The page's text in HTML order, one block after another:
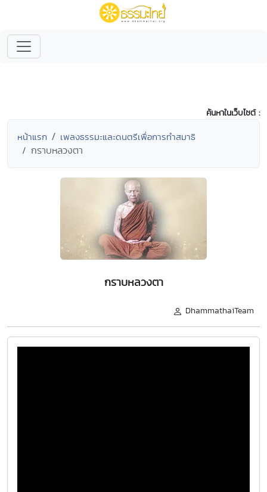
ค้นหาในเว็บไซต์ :
หน้าแรก เพลงธรรมะและดนตรีเพื่อการทำสมาธิ
กราบหลวงตา
กราบหลวงตา
DhammathaiTeam